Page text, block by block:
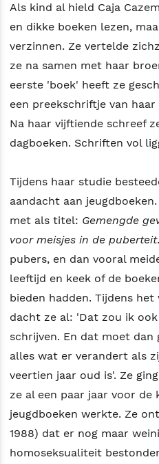
Als kind al hield Caja
en dikke boeken lezen,
verzinnen. Ze vertelde
ze na samen met haar
eerste 'boek' heeft ze
een preekschriftje van haar
Na haar vijftiende schreef
dagboeken. Schriften vol
Tijdens haar studie
aandacht aan
met als titel: Gemengde
voor meisjes in de puberteit
pubers, en dan vooral
leeftijd en keek of de
bieden hadden. Tijdens
dacht ze al: 'Dat zou ik
schrijven. En dat moet dan
alles wat er verandert als
veertien jaar oud is'. Ze
ze al een paar jaar voor de
jeugdboeken werkte. Ze
1988) dat er nog maar
homoseksualiteit